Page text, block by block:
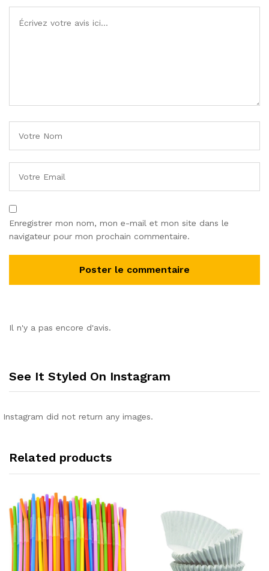
Enregistrer mon nom, mon e-mail et mon site dans le
navigateur pour mon prochain commentaire.
Il n'y a pas encore d'avis.
See It Styled On Instagram
Instagram did not return any images.
Related products